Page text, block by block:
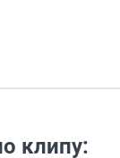
клипу: